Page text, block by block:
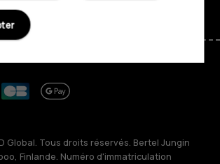
Global. Tous droits réservés. Bertel Jungin
Finlande. Numéro d'immatriculation